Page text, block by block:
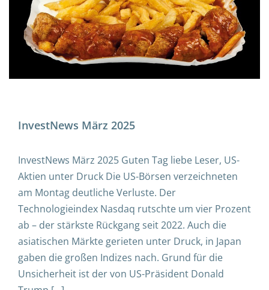
InvestNews März 2025
InvestNews März 2025 Guten Tag liebe Leser, US-
Aktien unter Druck Die US-Börsen verzeichneten
am Montag deutliche Verluste. Der
Technologieindex Nasdaq rutschte um vier Prozent
ab – der stärkste Rückgang seit 2022. Auch die
asiatischen Märkte gerieten unter Druck, in Japan
gaben die großen Indizes nach. Grund für die
Unsicherheit ist der von US-Präsident Donald
D
t
u
m
u
n
d
U
h